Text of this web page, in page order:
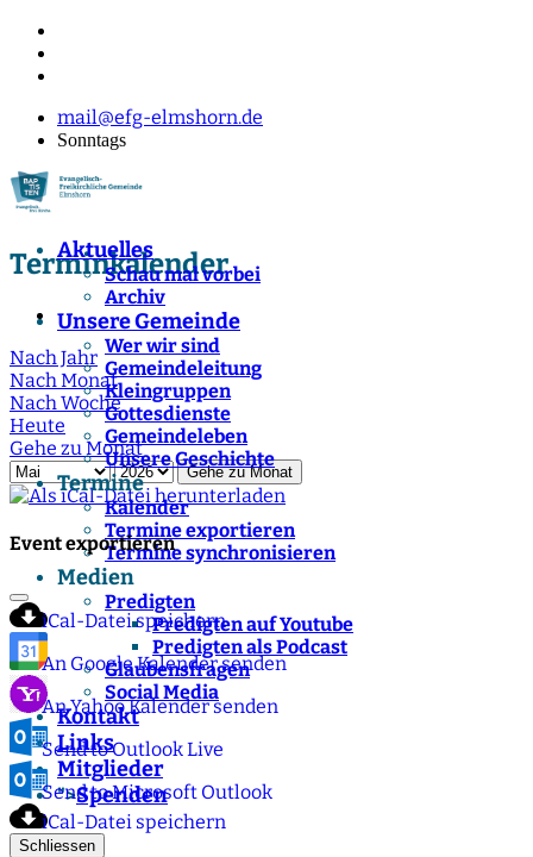
mail@efg-elmshorn.de
Sonntags
Aktuelles
Schau mal vorbei
Archiv
Unsere Gemeinde
Wer wir sind
Gemeindeleitung
Kleingruppen
Gottesdienste
Gemeindeleben
Unsere Geschichte
Termine
Kalender
Termine exportieren
Termine synchronisieren
Medien
Predigten
Predigten auf Youtube
Predigten als Podcast
Glaubensfragen
Social Media
Kontakt
Links
Mitglieder
">Spenden
Terminkalender
Nach Jahr
Nach Monat
Nach Woche
Heute
Gehe zu Monat
Gehe zu Monat
Event exportieren
iCal-Datei speichern
An Google Kalender senden
An Yahoo Kalender senden
Send to Outlook Live
Send to Microsoft Outlook
iCal-Datei speichern
Schliessen